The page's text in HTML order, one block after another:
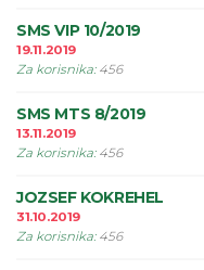
SMS VIP 10/2019
19.11.2019
Za korisnika: 456
SMS MTS 8/2019
13.11.2019
Za korisnika: 456
JOZSEF KOKREHEL
31.10.2019
Za korisnika: 456